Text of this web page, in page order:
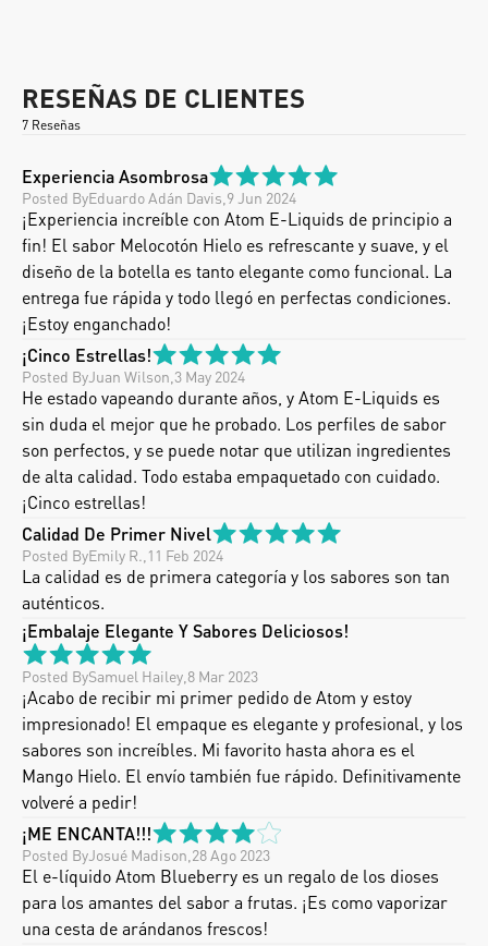
RESEÑAS DE CLIENTES
7 Reseñas
Experiencia Asombrosa
Posted ByEduardo Adán Davis 9 Jun 2024
¡Experiencia increíble con Atom E-Liquids de principio a
fin! El sabor Melocotón Hielo es refrescante y suave, y el
diseño de la botella es tanto elegante como funcional. La
entrega fue rápida y todo llegó en perfectas condiciones.
¡Estoy enganchado!
¡Cinco Estrellas!
Posted ByJuan Wilson 3 May 2024
He estado vapeando durante años, y Atom E-Liquids es
sin duda el mejor que he probado. Los perfiles de sabor
son perfectos, y se puede notar que utilizan ingredientes
de alta calidad. Todo estaba empaquetado con cuidado.
¡Cinco estrellas!
Calidad De Primer Nivel
Posted ByEmily R. 11 Feb 2024
La calidad es de primera categoría y los sabores son tan
auténticos.
¡Embalaje Elegante Y Sabores Deliciosos!
Posted BySamuel Hailey 8 Mar 2023
¡Acabo de recibir mi primer pedido de Atom y estoy
impresionado! El empaque es elegante y profesional, y los
sabores son increíbles. Mi favorito hasta ahora es el
Mango Hielo. El envío también fue rápido. Definitivamente
volveré a pedir!
¡ME ENCANTA!!!
Posted ByJosué Madison 28 Ago 2023
El e-líquido Atom Blueberry es un regalo de los dioses
para los amantes del sabor a frutas. ¡Es como vaporizar
una cesta de arándanos frescos!